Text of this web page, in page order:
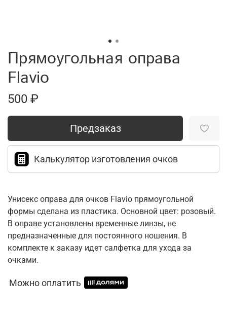
Прямоугольная оправа
Flavio
500 ₽
Предзаказ
Калькулятор изготовления очков
Унисекс оправа для очков Flavio прямоугольной
формы сделана из пластика. Основной цвет: розовый.
В оправе установлены временные линзы, не
предназначенные для постоянного ношения. В
комплекте к заказу идет салфетка для ухода за
очками.
Можно оплатить